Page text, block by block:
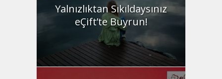
Yalnızlıktan Sıkıldaysınız
eÇift’te Buyrun!